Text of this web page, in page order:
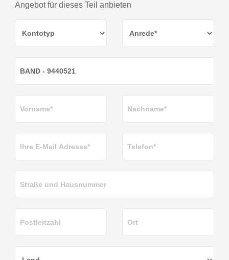
Angebot für dieses Teil anbieten